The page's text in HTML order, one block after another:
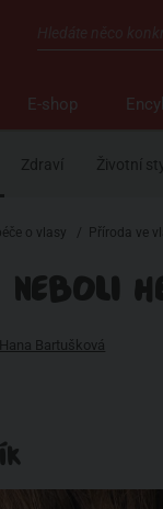
E-shop
Zdraví Životní
o vlasy / Příroda ve
Hana Bartušková